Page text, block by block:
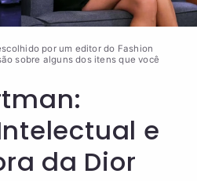
por um editor do Fashion
sobre alguns dos itens que você
e
da Dior